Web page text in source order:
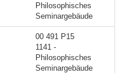
Philosophisches
Seminargebäude
00 491 P15
1141 -
Philosophisches
Seminargebäude